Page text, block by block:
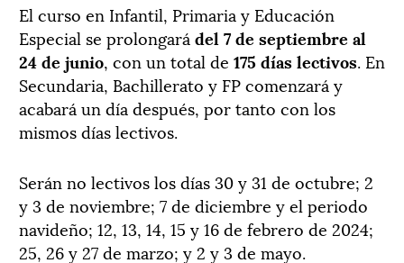
El curso en Infantil, Primaria y Educación
Especial se prolongará del 7 de septiembre al
24 de junio, con un total de 175 días lectivos. En
Secundaria, Bachillerato y FP comenzará y
acabará un día después, por tanto con los
mismos días lectivos.
Serán no lectivos los días 30 y 31 de octubre; 2
y 3 de noviembre; 7 de diciembre y el periodo
navideño; 12, 13, 14, 15 y 16 de febrero de 2024;
25, 26 y 27 de marzo; y 2 y 3 de mayo.